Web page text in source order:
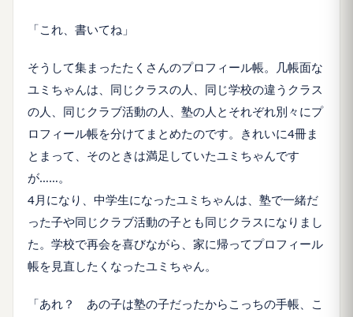
「これ、書いてね」
そうして集まったたくさんのプロフィール帳。几帳面な
ユミちゃんは、同じクラスの人、同じ学校の違うクラス
の人、同じクラブ活動の人、塾の人とそれぞれ別々にプ
ロフィール帳を分けてまとめたのです。きれいに4冊ま
とまって、そのときは満足していたユミちゃんです
が……。
4月になり、中学生になったユミちゃんは、塾で一緒だ
った子や同じクラブ活動の子とも同じクラスになりまし
た。学校で再会を喜びながら、家に帰ってプロフィール
帳を見直したくなったユミちゃん。
「あれ？ あの子は塾の子だったからこっちの手帳、こ